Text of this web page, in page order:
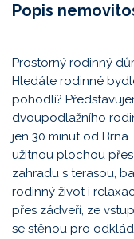
Popis
Prostorný rodinný
Hledáte rodinné
pohodlí?
dvoupodlažního
jen 30 minut od
užitnou plochou
zahradu s terasou,
rodinný život i
přes zádveří, ze
se stěnou pro